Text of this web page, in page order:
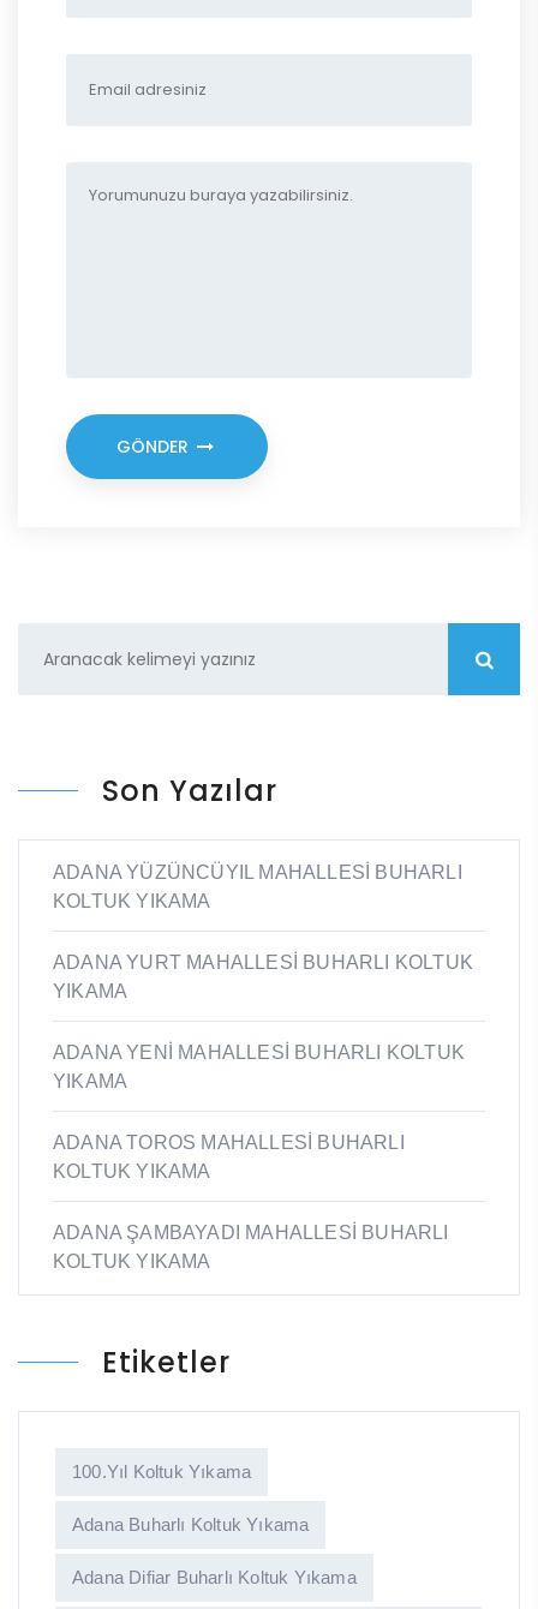
GÖNDER
Son Yazılar
ADANA YÜZÜNCÜYIL MAHALLESİ BUHARLI
KOLTUK YIKAMA
ADANA YURT MAHALLESİ BUHARLI KOLTUK
YIKAMA
ADANA YENİ MAHALLESİ BUHARLI KOLTUK
YIKAMA
ADANA TOROS MAHALLESİ BUHARLI
KOLTUK YIKAMA
ADANA ŞAMBAYADI MAHALLESİ BUHARLI
KOLTUK YIKAMA
Etiketler
100.yıl Koltuk Yıkama
Adana Buharlı Koltuk Yıkama
Adana Difiar Buharlı Koltuk Yıkama